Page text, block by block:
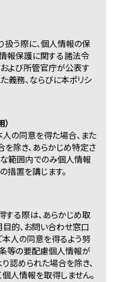
扱う際に、個人情報の保
報保護に関する諸法令
よび所管官庁が公表す
義務、ならびに本ポリシ
人の同意を得た場合、また
除き、あらかじめ特定さ
範囲内でのみ個人情報
措置を講じます。
する際は、あらかじめ取
的、お問い合わせ窓口
人の同意を得るよう努
条等の要配慮個人情報が
認められた場合を除き、
人情報を取得しません。